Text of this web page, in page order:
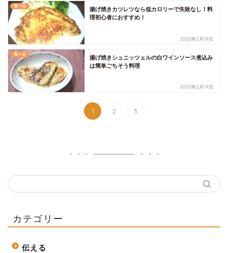
食べる
揚げ焼きカツレツなら低カロリーで失敗なし！料
理初心者におすすめ！
2020年2月19日
食べる
揚げ焼きシュニッツェルの白ワインソース煮込み
は簡単ごちそう料理
2020年2月19日
1 2 3
カテゴリー
伝える